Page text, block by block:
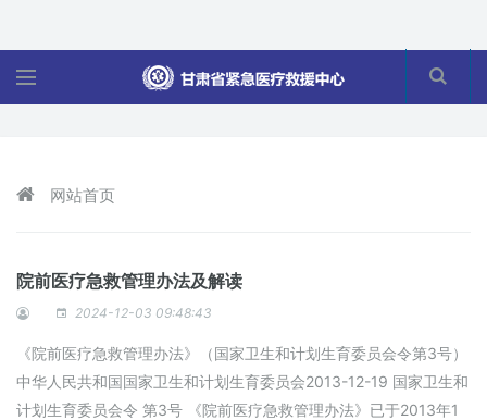
网站首页
院前医疗急救管理办法及解读
2024-12-03 09:48:43
《院前医疗急救管理办法》（国家卫生和计划生育委员会令第3号）
中华人民共和国国家卫生和计划生育委员会2013-12-19 国家卫生和
计划生育委员会令 第3号 《院前医疗急救管理办法》已于2013年1